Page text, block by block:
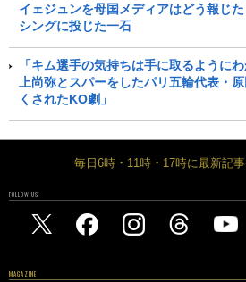
イェジュンを母国メディアはどう報じ
シングに投じた一石
「キム選手の気持ちは手に取るように
上尚弥とスパーをしたパリ五輪代表・
くされたKO劇」
毎日6時・11時・17時に最新記
FOLLOW US
MAGAZINE